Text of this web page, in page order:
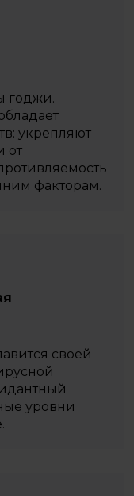
годжи.
укрепляют
от
факторам.
своей
уровни